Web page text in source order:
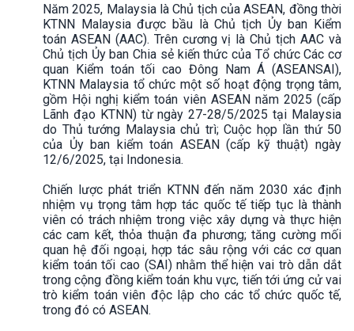
Năm 2025, Malaysia là Chủ tịch của ASEAN, đồng thời
KTNN Malaysia được bầu là Chủ tịch Ủy ban Kiểm
toán ASEAN (AAC). Trên cương vị là Chủ tịch AAC và
Chủ tịch Ủy ban Chia sẻ kiến thức của Tổ chức Các cơ
quan Kiểm toán tối cao Đông Nam Á (ASEANSAI),
KTNN Malaysia tổ chức một số hoạt động trọng tâm,
gồm Hội nghị kiểm toán viên ASEAN năm 2025 (cấp
Lãnh đạo KTNN) từ ngày 27-28/5/2025 tại Malaysia
do Thủ tướng Malaysia chủ trì; Cuộc họp lần thứ 50
của Ủy ban kiểm toán ASEAN (cấp kỹ thuật) ngày
12/6/2025, tại Indonesia.
Chiến lược phát triển KTNN đến năm 2030 xác định
nhiệm vụ trọng tâm hợp tác quốc tế tiếp tục là thành
viên có trách nhiệm trong việc xây dựng và thực hiện
các cam kết, thỏa thuận đa phương; tăng cường mối
quan hệ đối ngoại, hợp tác sâu rộng với các cơ quan
kiểm toán tối cao (SAI) nhằm thể hiện vai trò dẫn dắt
trong cộng đồng kiểm toán khu vực, tiến tới ứng cử vai
trò kiểm toán viên độc lập cho các tổ chức quốc tế,
trong đó có ASEAN.